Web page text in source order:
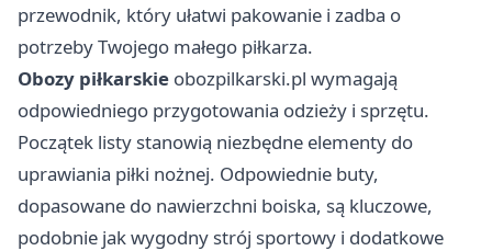
przewodnik, który ułatwi pakowanie i zadba o
potrzeby Twojego małego piłkarza.
Obozy piłkarskie obozpilkarski.pl wymagają
odpowiedniego przygotowania odzieży i sprzętu.
Początek listy stanowią niezbędne elementy do
uprawiania piłki nożnej. Odpowiednie buty,
dopasowane do nawierzchni boiska, są kluczowe,
podobnie jak wygodny strój sportowy i dodatkowe